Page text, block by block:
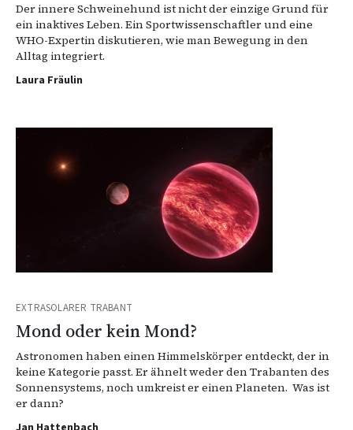
Der innere Schweinehund ist nicht der einzige Grund für
ein inaktives Leben. Ein Sportwissenschaftler und eine
WHO-Expertin diskutieren, wie man Bewegung in den
Alltag integriert.
Laura Fräulin
EXTRASOLARER TRABANT
Mond oder kein Mond?
Astronomen haben einen Himmelskörper entdeckt, der in
keine Kategorie passt. Er ähnelt weder den Trabanten des
Sonnensystems, noch umkreist er einen Planeten. Was ist
er dann?